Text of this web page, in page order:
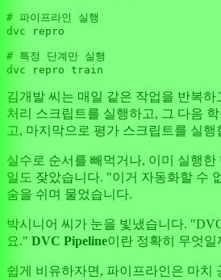
# 파이프라인 실행
dvc repro
# 특정 단계만 실행
김개발 씨는 매일 같은 작업을 반복하
처리 스크립트를 실행하고, 그 다음
고, 마지막으로 평가 스크립트를 실행
실수로 순서를 빼먹거나, 이미 실행
일도 잦았습니다. "이거 자동화할 수
숨을 쉬며 물었습니다.
박시니어 씨가 눈을 빛냈습니다.
요." DVC Pipeline이란 정확히 무엇일
쉽게 비유하자면, 파이프라인은 마치